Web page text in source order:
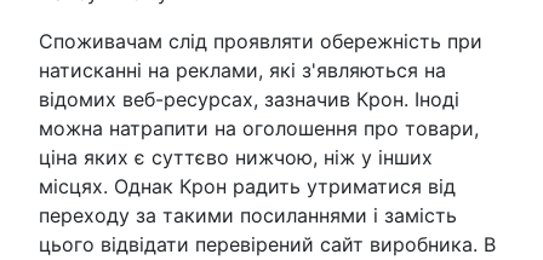
Споживачам слід проявляти обережність при
натисканні на реклами, які з'являються на
відомих веб-ресурсах, зазначив Крон. Іноді
можна натрапити на оголошення про товари,
ціна яких є суттєво нижчою, ніж у інших
місцях. Однак Крон радить утриматися від
переходу за такими посиланнями і замість
цього відвідати перевірений сайт виробника. В